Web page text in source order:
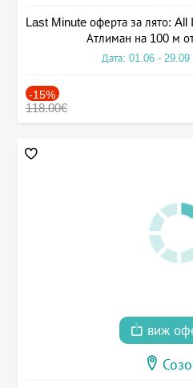
Last Minute оферта за лято:
Атлиман на 100 м
Дата: 01.06 -
-15%
118.00€
виж